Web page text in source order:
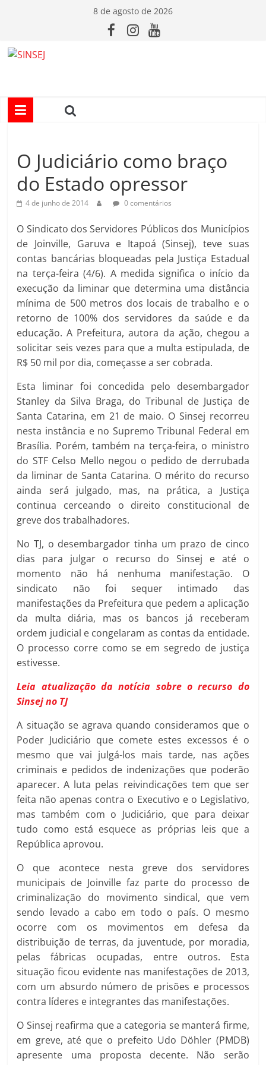
conteúdo
8 de agosto de 2026
I
S
E
O Judiciário como braço
do Estado opressor
4 de junho de 2014 0 comentários
O Sindicato dos Servidores Públicos dos Municípios
de Joinville, Garuva e Itapoá (Sinsej), teve suas
contas bancárias bloqueadas pela Justiça Estadual
na terça-feira (4/6). A medida significa o início da
execução da liminar que determina uma distância
mínima de 500 metros dos locais de trabalho e o
retorno de 100% dos servidores da saúde e da
educação. A Prefeitura, autora da ação, chegou a
solicitar seis vezes para que a multa estipulada, de
R$ 50 mil por dia, começasse a ser cobrada.
Esta liminar foi concedida pelo desembargador
Stanley da Silva Braga, do Tribunal de Justiça de
Santa Catarina, em 21 de maio. O Sinsej recorreu
nesta instância e no Supremo Tribunal Federal em
Brasília. Porém, também na terça-feira, o ministro
do STF Celso Mello negou o pedido de derrubada
da liminar de Santa Catarina. O mérito do recurso
ainda será julgado, mas, na prática, a Justiça
continua cerceando o direito constitucional de
greve dos trabalhadores.
No TJ, o desembargador tinha um prazo de cinco
dias para julgar o recurso do Sinsej e até o
momento não há nenhuma manifestação. O
sindicato não foi sequer intimado das
manifestações da Prefeitura que pedem a aplicação
da multa diária, mas os bancos já receberam
ordem judicial e congelaram as contas da entidade.
O processo corre como se em segredo de justiça
estivesse.
Leia atualização da notícia sobre o recurso do
Sinsej no TJ
A situação se agrava quando consideramos que o
Poder Judiciário que comete estes excessos é o
mesmo que vai julgá-los mais tarde, nas ações
criminais e pedidos de indenizações que poderão
aparecer. A luta pelas reivindicações tem que ser
feita não apenas contra o Executivo e o Legislativo,
mas também com o Judiciário, que para deixar
tudo como está esquece as próprias leis que a
República aprovou.
O que acontece nesta greve dos servidores
municipais de Joinville faz parte do processo de
criminalização do movimento sindical, que vem
sendo levado a cabo em todo o país. O mesmo
ocorre com os movimentos em defesa da
distribuição de terras, da juventude, por moradia,
pelas fábricas ocupadas, entre outros. Esta
situação ficou evidente nas manifestações de 2013,
com um absurdo número de prisões e processos
contra líderes e integrantes das manifestações.
O Sinsej reafirma que a categoria se manterá firme,
em greve, até que o prefeito Udo Döhler (PMDB)
apresente uma proposta decente. Não serão